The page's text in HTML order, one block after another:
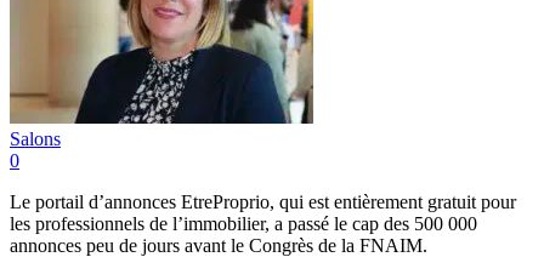
Salons
0
Le portail d’annonces EtreProprio, qui est entièrement gratuit pour
les professionnels de l’immobilier, a passé le cap des 500 000
annonces peu de jours avant le Congrès de la FNAIM.